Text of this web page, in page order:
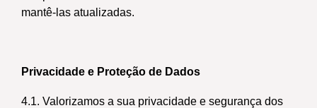
mantê-las atualizadas.
Privacidade e Proteção de Dados
4.1. Valorizamos a sua privacidade e segurança dos